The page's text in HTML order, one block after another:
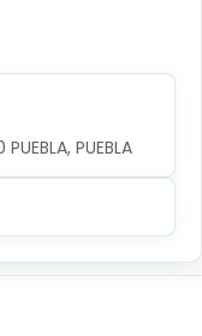
PUEBLA